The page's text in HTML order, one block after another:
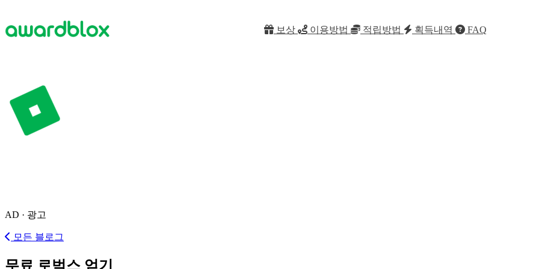
보상 이용방법 적립방법 획득내역 FAQ
AD · 광고
모든 블로그
무료 로벅스 얻기